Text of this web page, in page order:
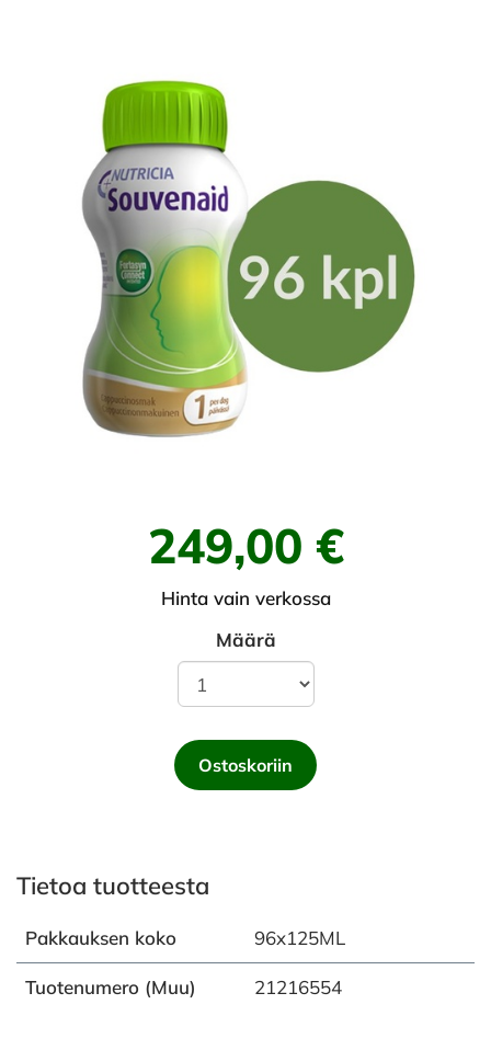
249,00 €
Hinta vain verkossa
Määrä
Ostoskoriin
Tietoa tuotteesta
Pakkauksen koko 96x125ML
Tuotenumero (Muu) 21216554